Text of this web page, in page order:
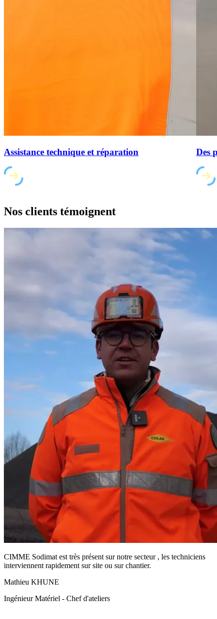
Assistance technique et réparation Des
Nos clients témoignent
CIMME Sodimat est très présent sur notre secteur , les techniciens
interviennent rapidement sur site ou sur chantier.
Mathieu KHUNE
Ingénieur Matériel - Chef d'ateliers